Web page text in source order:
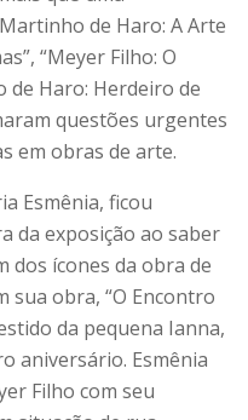
de Haro: A Arte
“Meyer Filho: O
de Haro: Herdeiro de
questões urgentes
em obras de arte.
Esmênia, ficou
da exposição ao saber
dos ícones da obra de
sua obra, “O Encontro
da pequena Ianna,
aniversário. Esmênia
Filho com seu